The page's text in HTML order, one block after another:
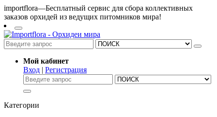
importflora—Бесплатный сервис для сбора коллективных
заказов орхидей из ведущих питомников мира!
Мой кабинет
Вход | Регистрация
Категории